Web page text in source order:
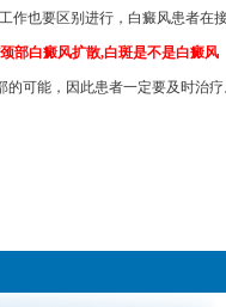
要区别进行，白癜风患者在
部白癜风扩散,白斑是不是白癜风
能，因此患者一定要及时治